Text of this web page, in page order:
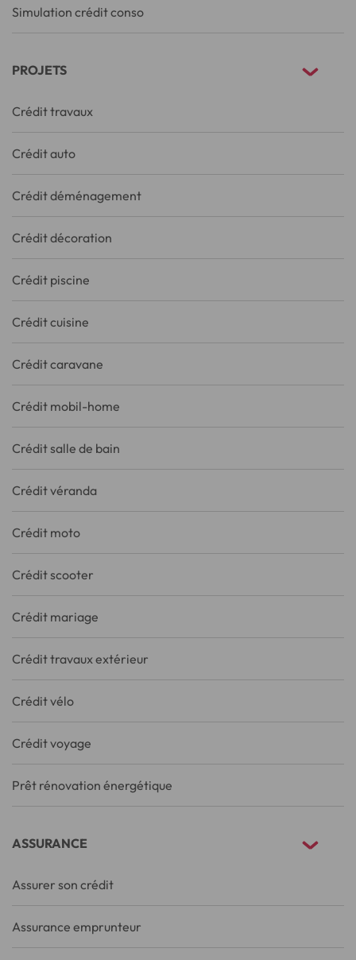
Simulation crédit conso
PROJETS
Crédit travaux
Crédit auto
Crédit déménagement
Crédit décoration
Crédit piscine
Crédit cuisine
Crédit caravane
Crédit mobil-home
Crédit salle de bain
Crédit véranda
Crédit moto
Crédit scooter
Crédit mariage
Crédit travaux extérieur
Crédit vélo
Crédit voyage
Prêt rénovation énergétique
ASSURANCE
Assurer son crédit
Assurance emprunteur